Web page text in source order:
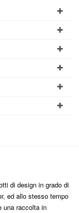
di design in grado di
ed allo stesso tempo
una raccolta in